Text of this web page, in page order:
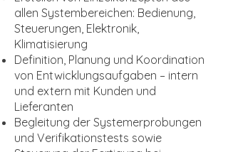
allen Systembereichen: Bedienung,
Steuerungen, Elektronik,
Klimatisierung
Definition, Planung und Koordination
von Entwicklungsaufgaben – intern
und extern mit Kunden und
Lieferanten
Begleitung der Systemerprobungen
und Verifikationstests sowie